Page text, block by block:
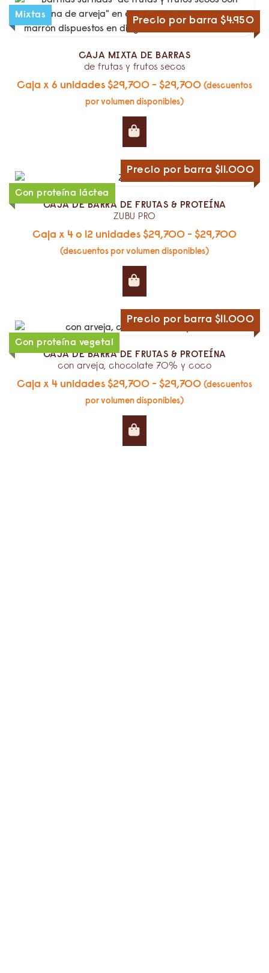
de frutas y frutos secos
Mixtas
Caja x 6 unidades $29,700 - $29,700 (descuentos
por volumen disponibles)
Precio por barra $4.950
ZUBU PRO
Con proteína láctea
Caja x 4 o 12 unidades $29,700 - $29,700
(descuentos por volumen disponibles)
Precio por barra $11.000
con arveja, chocolate 70% y coco
Con proteína vegetal
Caja x 4 unidades $29,700 - $29,700 (descuentos
por volumen disponibles)
Precio por barra $11.000